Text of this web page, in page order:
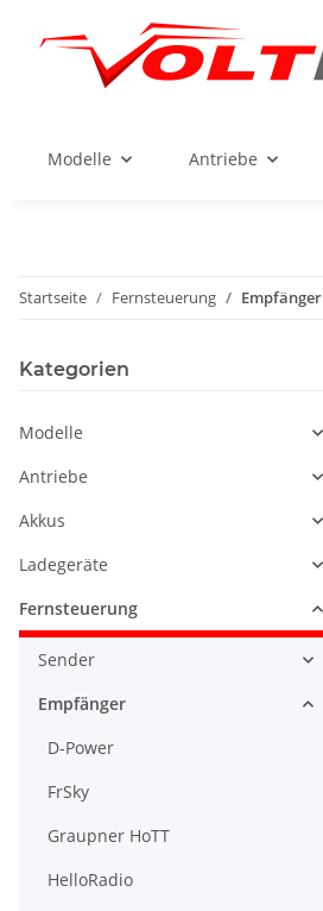
Modelle Antriebe
Startseite Fernsteuerung Empfänger
Kategorien
Modelle
Antriebe
Akkus
Ladegeräte
Fernsteuerung
Sender
Empfänger
D-Power
FrSky
Graupner HoTT
HelloRadio